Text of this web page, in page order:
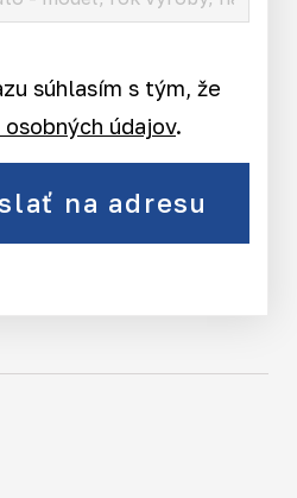
súhlasím s tým, že
údajov.
na adresu